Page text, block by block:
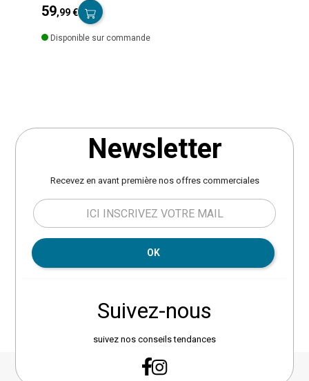
dispose de deux poignées en bois pour un maintien idéal.
Normes NF EN 71-1, EN 71-2 et EN 71-3. Dimensions : L. 64
x l. 33 x H. 55 cm. Poids : 1,9 kg. Matière : Bois de peuplier,
polystyrène et polyester.
59,99 €
Disponible sur commande
Newsletter
Recevez en avant première nos offres commerciales
OK
Suivez-nous
suivez nos conseils tendances